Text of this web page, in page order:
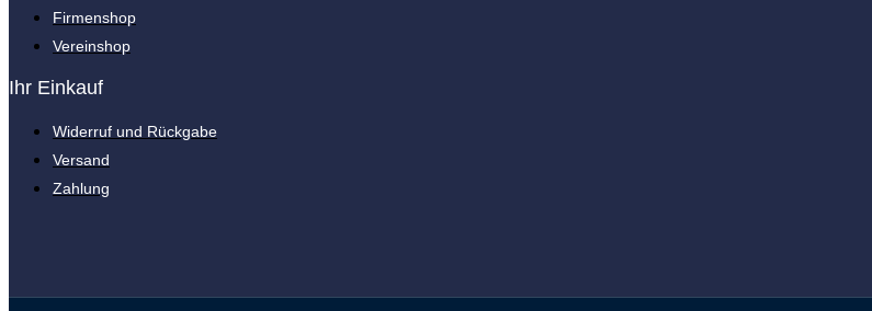
Firmenshop
Vereinshop
Ihr Einkauf
Widerruf und Rückgabe
Versand
Zahlung